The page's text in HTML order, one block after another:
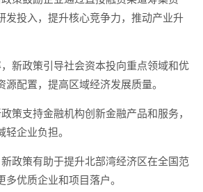
发投入，提升核心竞争力，推动产业升
新政策引导社会资本投向重点领域和优
源配置，提高区域经济发展质量。
策支持金融机构创新金融产品和服务，
轻企业负担。
政策有助于提升北部湾经济区在全国范
优质企业和项目落户。